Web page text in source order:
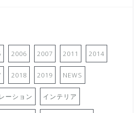
2006 2007 2011 2014
2018 2019 NEWS
ーション インテリア